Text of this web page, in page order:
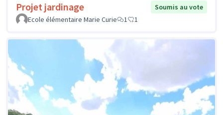
Projet jardinage
Soumis au vote
Ecole élémentaire Marie Curie
1 1